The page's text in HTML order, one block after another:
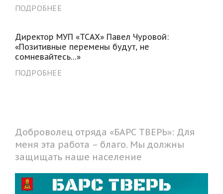
ПОДРОБНЕЕ
Директор МУП «ТСАХ» Павел Чуровой:
«Позитивные перемены будут, не
сомневайтесь…»
ПОДРОБНЕЕ
Доброволец отряда «БАРС ТВЕРЬ»: Для
меня эта работа – благо. Мы должны
защищать наше население